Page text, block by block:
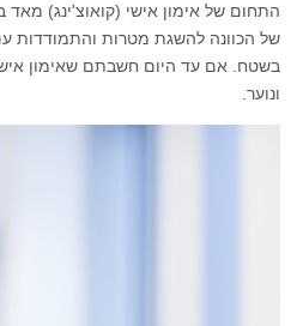
התחום של אימון אישי (קואוצ'ינג)
של הכוונה להשגת מטרות והתמודדות
בשטח. אם עד היום חשבתם שאימון
ונוער.